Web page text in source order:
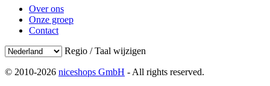
Over ons
Onze groep
Contact
Regio / Taal wijzigen
© 2010-2026 niceshops GmbH - All rights reserved.